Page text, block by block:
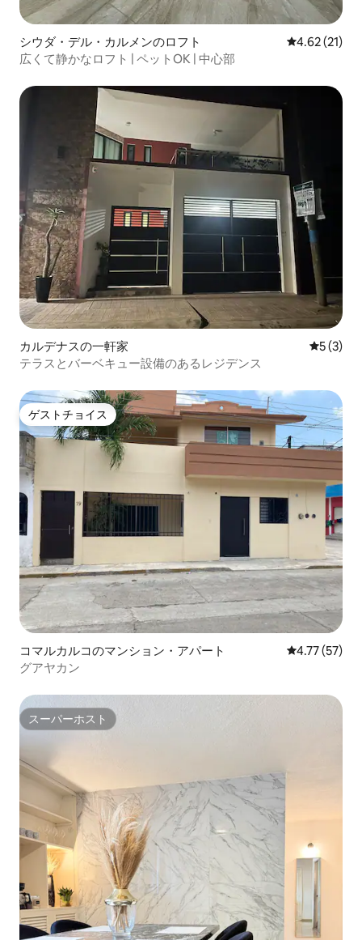
シウダ・デル・カルメンのロフト レビュー21
4.62 (21)
広くて静かなロフト | ペットOK | 中心部
カルデナスの一軒家 レビュー
5 (3)
テラスとバーベキュー設備のあるレジデンス
ゲストチョイス
ゲストチョイス
コマルカルコのマンション・アパート レビュー57
4.77 (57)
グアヤカン
スーパーホスト
スーパーホスト